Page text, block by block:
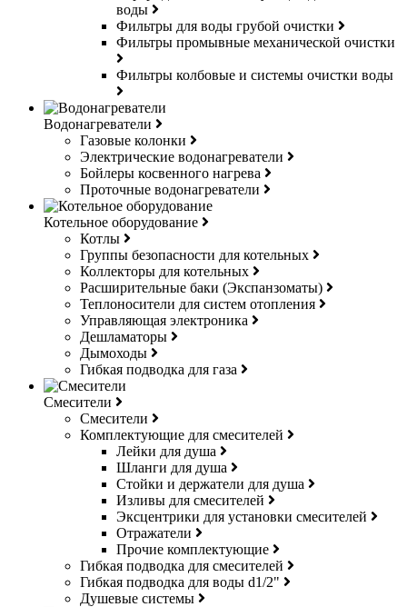
воды
Фильтры для воды грубой очистки
Фильтры промывные механической очистки
Фильтры колбовые и системы очистки воды
Водонагреватели
Газовые колонки
Электрические водонагреватели
Бойлеры косвенного нагрева
Проточные водонагреватели
Котельное оборудование
Котлы
Группы безопасности для котельных
Коллекторы для котельных
Расширительные баки (Экспанзоматы)
Теплоносители для систем отопления
Управляющая электроника
Дешламаторы
Дымоходы
Гибкая подводка для газа
Смесители
Смесители
Комплектующие для смесителей
Лейки для душа
Шланги для душа
Стойки и держатели для душа
Изливы для смесителей
Эксцентрики для установки смесителей
Отражатели
Прочие комплектующие
Гибкая подводка для смесителей
Гибкая подводка для воды d1/2"
Душевые системы